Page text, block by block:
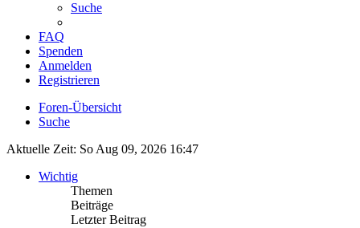
Suche
FAQ
Spenden
Anmelden
Registrieren
Foren-Übersicht
Suche
Aktuelle Zeit: So Aug 09, 2026 16:47
Wichtig
Themen
Beiträge
Letzter Beitrag